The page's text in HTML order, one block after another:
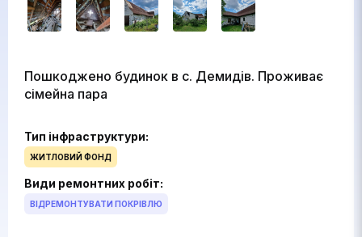
Тип інфраструктури:
ЖИТЛОВИЙ ФОНД
Види ремонтних робіт:
ВІДРЕМОНТУВАТИ ПОКРІВЛЮ
Пошкоджено будинок в с. Демидів. Проживає
сімейна пара